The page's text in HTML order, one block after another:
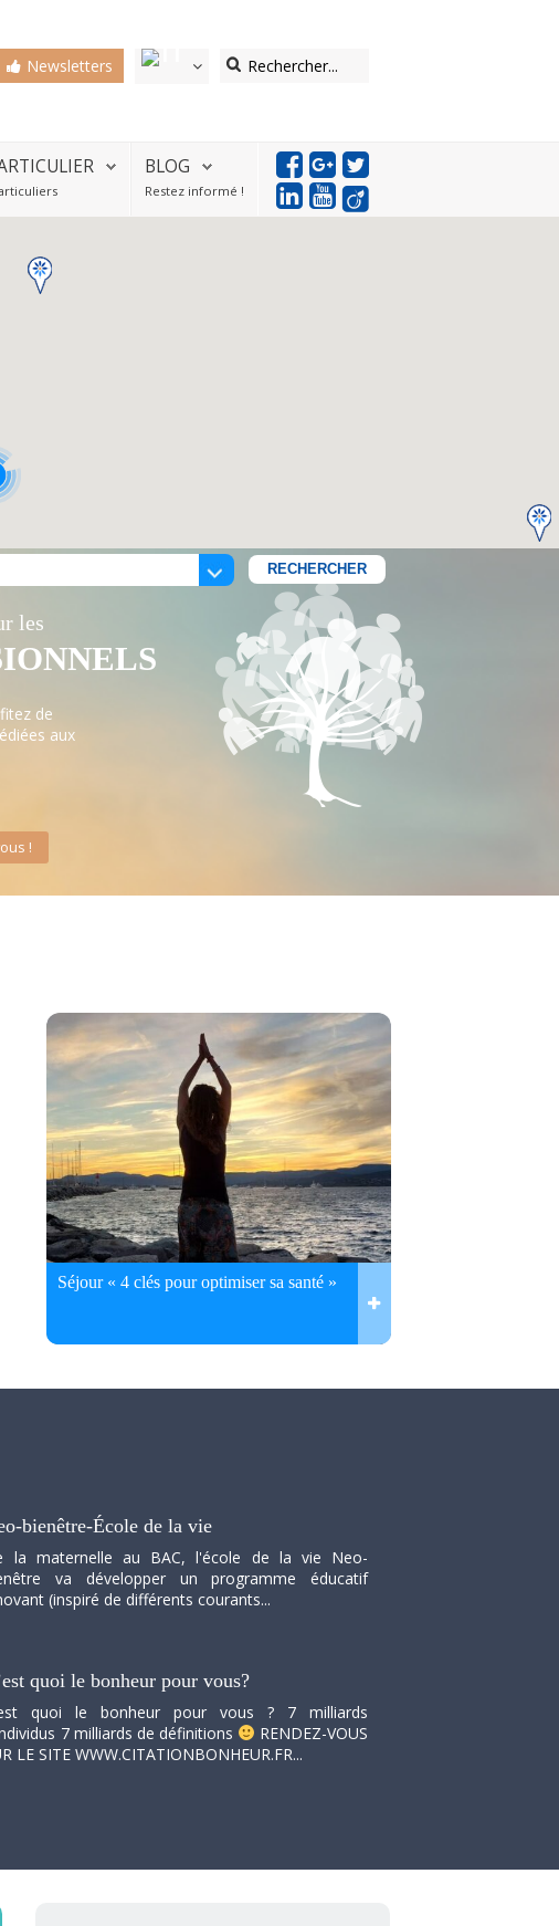
Newsletters
BLOG
Restez informé !
les
de
aux
!
Séjour « 4 clés pour optimiser sa santé »
bienêtre-École de la vie
la maternelle au BAC, l'école de la vie Neo-
va développer un programme éducatif
(inspiré de différents courants...
quoi le bonheur pour vous?
quoi le bonheur pour vous ? 7 milliards
7 milliards de définitions
RENDEZ-VOUS
LE SITE WWW.CITATIONBONHEUR.FR...